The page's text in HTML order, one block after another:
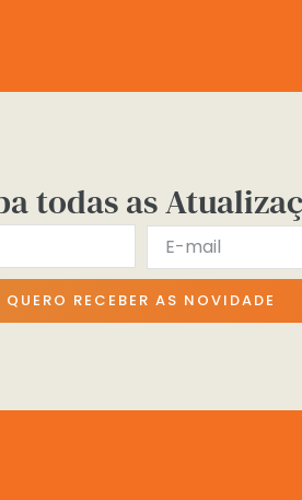
todas as
QUERO RECEBER AS NOVIDADE